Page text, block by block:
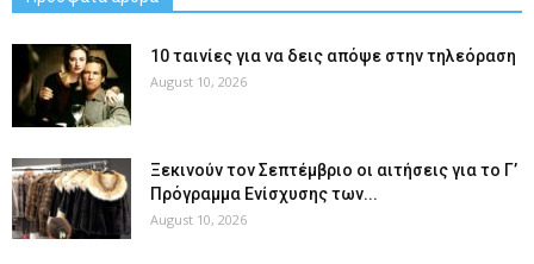
10 ταινίες για να δεις απόψε στην τηλεόραση
August 10, 2026
Ξεκινούν τον Σεπτέμβριο οι αιτήσεις για το Γ’
Πρόγραμμα Ενίσχυσης των...
August 10, 2026